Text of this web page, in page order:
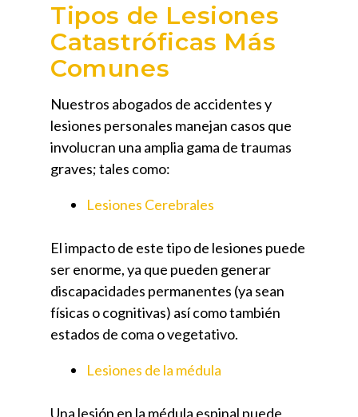
Tipos de Lesiones
Catastróficas Más
Comunes
Nuestros abogados de accidentes y
lesiones personales manejan casos que
involucran una amplia gama de traumas
graves; tales como:
Lesiones Cerebrales
El impacto de este tipo de lesiones puede
ser enorme, ya que pueden generar
discapacidades permanentes (ya sean
físicas o cognitivas) así como también
estados de coma o vegetativo.
Lesiones de la médula
Una lesión en la médula espinal puede